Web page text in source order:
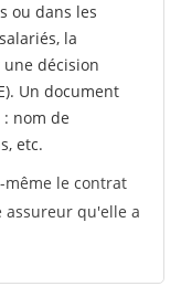
ou dans les
la
décision
Un document
nom de
etc.
même le contrat
assureur qu'elle a